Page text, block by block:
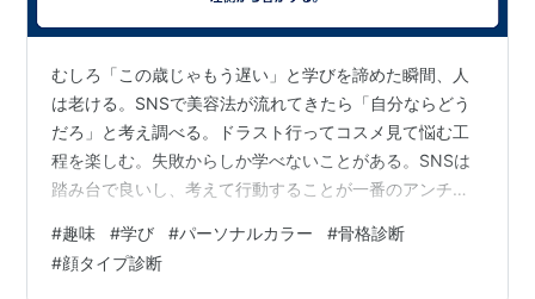
むしろ「この歳じゃもう遅い」と学びを諦めた瞬間、人
は老ける。SNSで美容法が流れてきたら「自分ならどう
だろ」と考え調べる。ドラスト行ってコスメ見て悩む工
程を楽しむ。失敗からしか学べないことがある。SNSは
踏み台で良いし、考えて行動することが一番のアンチエ
(@marunouchi__ol_) 2026年6月13日 私この方凄く信頼
していて、美容に関しては勿論なんだけど、考え方が凄
#趣味 #学び #パーソナルカラー #骨格診断
#顔タイプ診断